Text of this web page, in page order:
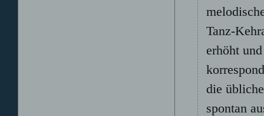
Tanz-
erhöht
die
spontan